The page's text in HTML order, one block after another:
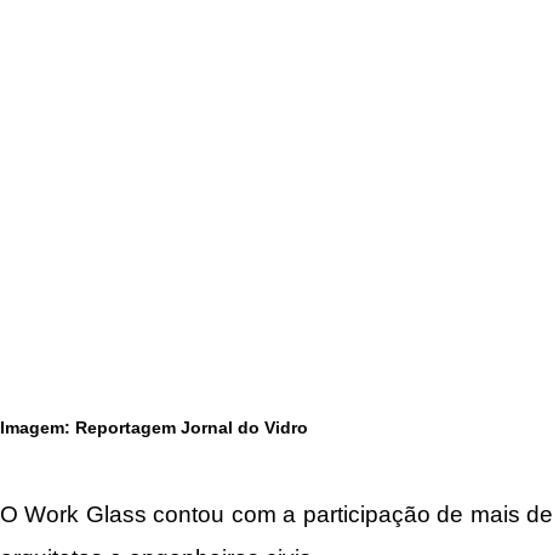
Imagem: Reportagem Jornal do Vidro
O Work Glass contou com a participação de mais